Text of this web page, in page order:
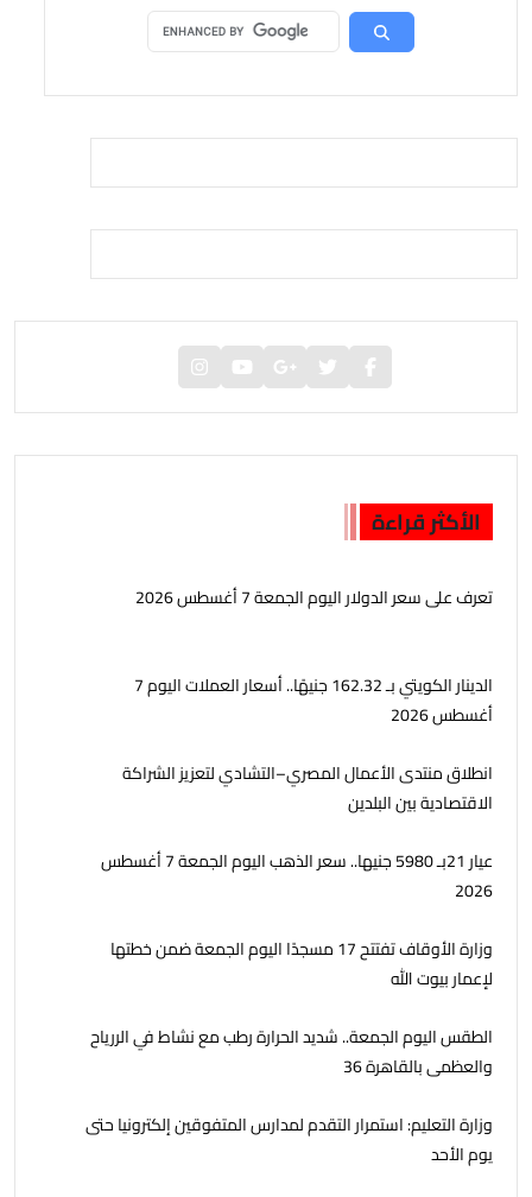
الأكثر قراءة
تعرف على سعر الدولار اليوم الجمعة 7 أغسطس 2026
الدينار الكويتي بـ 162.32 جنيهًا.. أسعار العملات اليوم 7
أغسطس 2026
انطلاق منتدى الأعمال المصري–التشادي لتعزيز الشراكة
الاقتصادية بين البلدين
عيار 21بـ 5980 جنيها.. سعر الذهب اليوم الجمعة 7 أغسطس
2026
وزارة الأوقاف تفتتح 17 مسجدًا اليوم الجمعة ضمن خطتها
لإعمار بيوت الله
الطقس اليوم الجمعة.. شديد الحرارة رطب مع نشاط في الررياح
والعظمى بالقاهرة 36
وزارة التعليم: استمرار التقدم لمدارس المتفوقين إلكترونيا حتى
يوم الأحد